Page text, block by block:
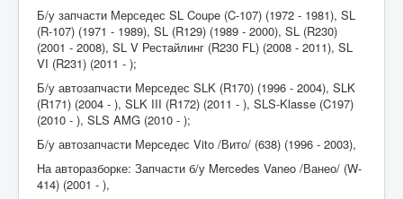
Б/у запчасти Мерседес SL Coupe (C-107) (1972 - 1981), SL
(R-107) (1971 - 1989), SL (R129) (1989 - 2000), SL (R230)
(2001 - 2008), SL V Рестайлинг (R230 FL) (2008 - 2011), SL
VI (R231) (2011 - );
Б/у автозапчасти Мерседес SLK (R170) (1996 - 2004), SLK
(R171) (2004 - ), SLK III (R172) (2011 - ), SLS-Klasse (C197)
(2010 - ), SLS AMG (2010 - );
Б/у автозапчасти Мерседес Vito /Вито/ (638) (1996 - 2003),
На авторазборке: Запчасти б/у Mercedes Vaneo /Ванео/ (W-
414) (2001 - ),